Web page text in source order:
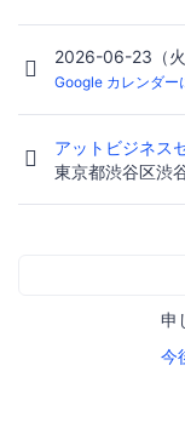
2026-06-23（
Google カレンダー
アットビジネス
東京都渋谷区
申
今